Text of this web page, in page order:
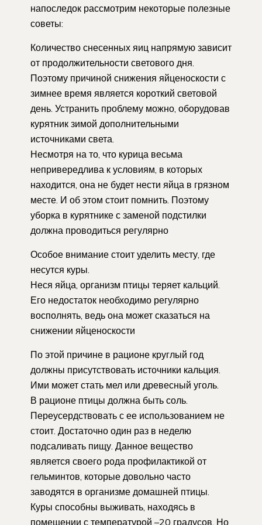
напоследок рассмотрим некоторые полезные
советы:
Количество снесенных яиц напрямую зависит
от продолжительности светового дня.
Поэтому причиной снижения яйценоскости с
зимнее время является короткий световой
день. Устранить проблему можно, оборудовав
курятник зимой дополнительными
источниками света.
Несмотря на то, что курица весьма
непривередлива к условиям, в которых
находится, она не будет нести яйца в грязном
месте. И об этом стоит помнить. Поэтому
уборка в курятнике с заменой подстилки
должна проводиться регулярно
Особое внимание стоит уделить месту, где
несутся куры.
Неся яйца, организм птицы теряет кальций.
Его недостаток необходимо регулярно
восполнять, ведь она может сказаться на
снижении яйценоскости
По этой причине в рационе круглый год
должны присутствовать источники кальция.
Ими может стать мел или древесный уголь.
В рационе птицы должна быть соль.
Переусердствовать с ее использованием не
стоит. Достаточно один раз в неделю
подсаливать пищу. Данное вещество
является своего рода профилактикой от
гельминтов, которые довольно часто
заводятся в организме домашней птицы.
Куры способны выживать, находясь в
помещении с температурой –20 градусов. Но